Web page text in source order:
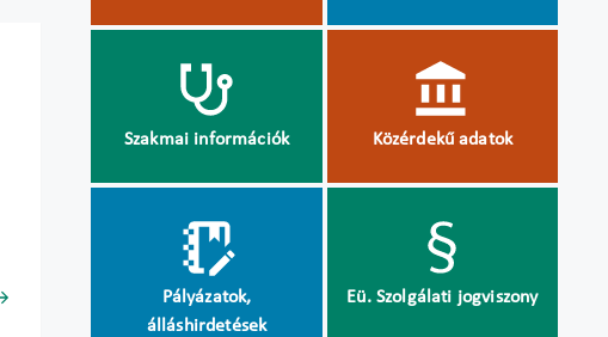
Szakmai információk Közérdekű adatok
Pályázatok,
álláshirdetések
Eü. Szolgálati jogviszony